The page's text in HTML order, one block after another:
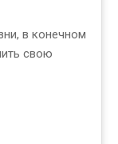
в конечном
свою